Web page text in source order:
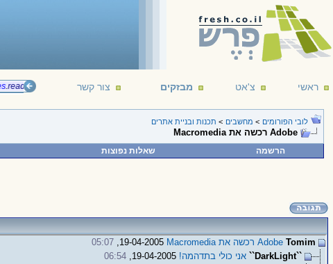
ראשי צ'אט מבזקים צור קשר rules.‎read
לובי הפורומים > מחשבים > תכנות ובניית אתרים
Adobe רכשה את Macromedia
הרשמה שאלות נפוצות
Tomim Adobe רכשה את Macromedia
05:07
``DarkLight``
אני כולי בתדהמה!
06:54